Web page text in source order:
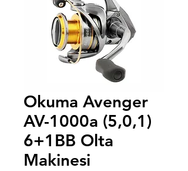
Okuma Avenger
AV-1000a (5,0,1)
6+1BB Olta
Makinesi